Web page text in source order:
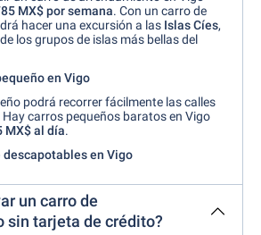
MX$ por semana. Con un carro de
hacer una excursión a las Islas Cíes,
los grupos de islas más bellas del
en Vigo
podrá recorrer fácilmente las calles
carros pequeños baratos en Vigo
MX$ al día.
en Vigo
un carro de
sin tarjeta de crédito?